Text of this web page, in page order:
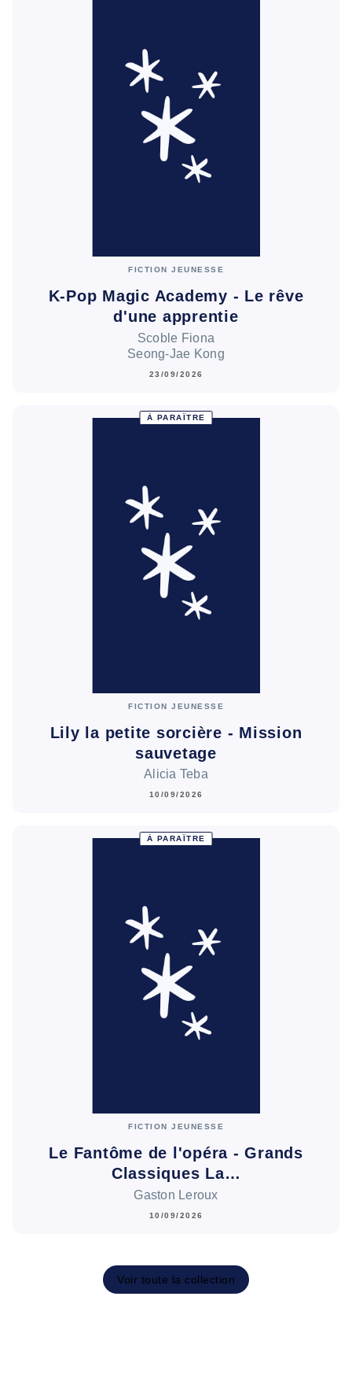
FICTION JEUNESSE
K-Pop Magic Academy - Le rêve
d'une apprentie
Scoble Fiona
Seong-Jae Kong
23/09/2026
À PARAÎTRE
FICTION JEUNESSE
Lily la petite sorcière - Mission
sauvetage
Alicia Teba
10/09/2026
À PARAÎTRE
FICTION JEUNESSE
Le Fantôme de l'opéra - Grands
Classiques La…
Gaston Leroux
10/09/2026
Voir toute la collection